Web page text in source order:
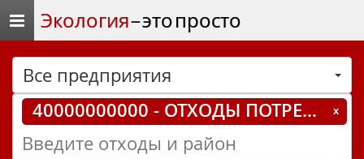
Экология– это просто
Все предприятия
40000000000 - ОТХОДЫ ПОТРЕБЛЕНИЯ ПРОИЗВОДСТВЕННЫЕ И НЕПРОИЗВОДСТВЕННЫЕ; МАТЕРИАЛЫ, ИЗДЕЛИЯ, УТРАТИВШИЕ ПОТРЕБИТЕЛЬСКИЕ СВОЙСТВА, НЕ ВОШЕДШИЕ В БЛОКИ 1-3, 6-9